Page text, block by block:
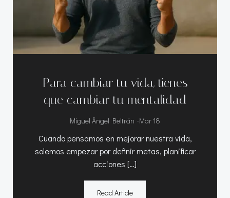
Para cambiar tu vida, tienes
que cambiar tu mentalidad
Miguel Ángel Beltrán -Mar 18
Cuando pensamos en mejorar nuestra vida,
solemos empezar por definir metas, planificar
acciones […]
Read Article